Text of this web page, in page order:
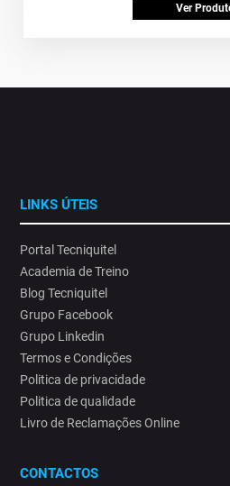
Ver
LINKS ÚTEIS
Portal Tecniquitel
Academia de Treino
Blog Tecniquitel
Grupo Facebook
Grupo Linkedin
Termos e Condições
Politica de privacidade
Politica de qualidade
Livro de Reclamações Online
CONTACTOS